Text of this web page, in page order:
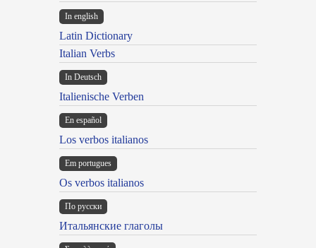
In english
Latin Dictionary
Italian Verbs
In Deutsch
Italienische Verben
En español
Los verbos italianos
Em portugues
Os verbos italianos
По русски
Итальянские глаголы